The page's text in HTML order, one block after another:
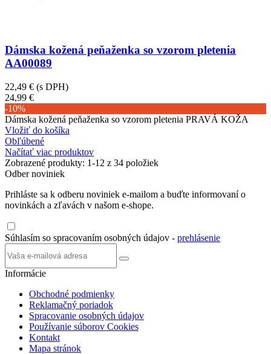
Dámska kožená peňaženka so vzorom pletenia
AA00089
22,49 € (s DPH)
24,99 €
-10%
Dámska kožená peňaženka so vzorom pletenia PRAVÁ KOŽA
Vložiť do košíka
Obľúbené
Načítať viac produktov
Zobrazené produkty: 1-12 z 34 položiek
Odber noviniek
Prihláste sa k odberu noviniek e-mailom a buďte informovaní o
novinkách a zľavách v našom e-shope.
Súhlasím so spracovaním osobných údajov - prehlásenie
Informácie
Obchodné podmienky
Reklamačný poriadok
Spracovanie osobných údajov
Používanie súborov Cookies
Kontakt
Mapa stránok